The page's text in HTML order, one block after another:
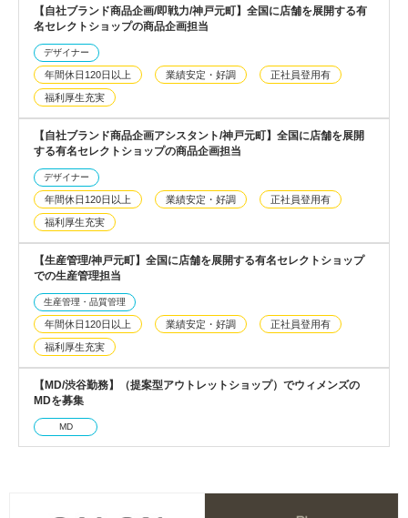
【自社ブランド商品企画/即戦力/神戸元町】全国に店舗を展開する有
名セレクトショップの商品企画担当
デザイナー
年間休日120日以上 業績安定・好調 正社員登用有
福利厚生充実
【自社ブランド商品企画アシスタント/神戸元町】全国に店舗を展開
する有名セレクトショップの商品企画担当
デザイナー
年間休日120日以上 業績安定・好調 正社員登用有
福利厚生充実
【生産管理/神戸元町】全国に店舗を展開する有名セレクトショップ
での生産管理担当
生産管理・品質管理
年間休日120日以上 業績安定・好調 正社員登用有
福利厚生充実
【MD/渋谷勤務】（提案型アウトレットショップ）でウィメンズの
MDを募集
MD